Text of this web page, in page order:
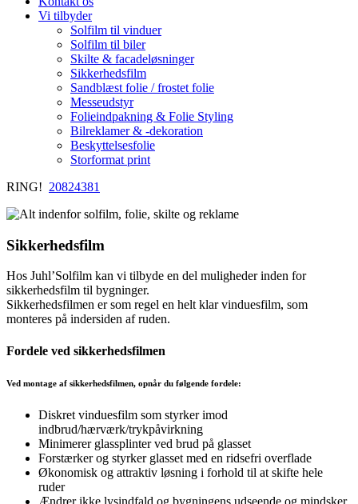
Vi tilbyder
Solfilm til vinduer
Solfilm til biler
Skilte & facadeløsninger
Sikkerhedsfilm
Sandblæst folie / frostet folie
Messeudstyr
Folieindpakning & Folie Styling
Bilreklamer & -dekoration
Beskyttelsesfolie
Storformat print
RING! 20824381
Sikkerhedsfilm
Hos Juhl’Solfilm kan vi tilbyde en del muligheder inden for
sikkerhedsfilm til bygninger.
Sikkerhedsfilmen er som regel en helt klar vinduesfilm, som
monteres på indersiden af ruden.
Fordele ved sikkerhedsfilmen
Ved montage af sikkerhedsfilmen, opnår du følgende fordele:
Diskret vinduesfilm som styrker imod
indbrud/hærværk/trykpåvirkning
Minimerer glassplinter ved brud på glasset
Forstærker og styrker glasset med en ridsefri overflade
Økonomisk og attraktiv løsning i forhold til at skifte hele
ruder
Ændrer ikke lysindfald og bygningens udseende og mindsker